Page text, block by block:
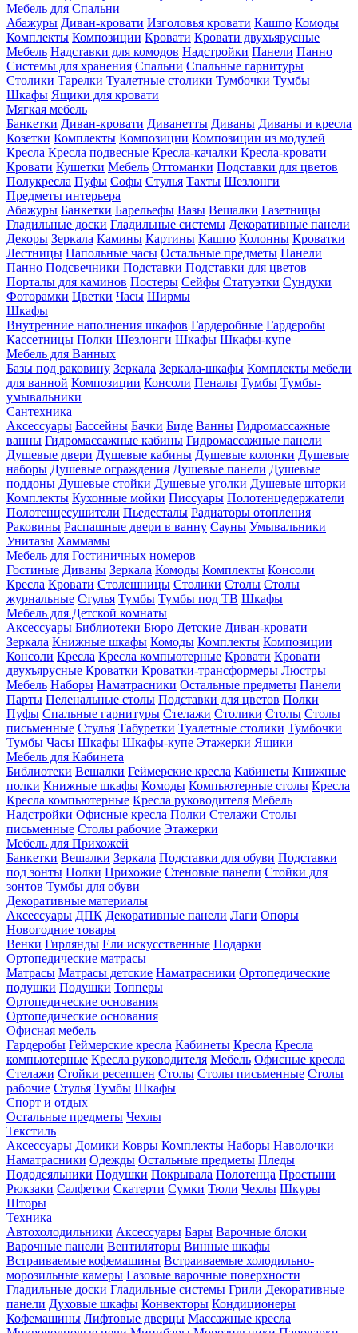
Мебель для Спальни
Абажуры Диван-кровати Изголовья кровати Кашпо Комоды
Комплекты Композиции Кровати Кровати двухъярусные
Мебель Надставки для комодов Надстройки Панели Панно
Системы для хранения Спальни Спальные гарнитуры
Столики Тарелки Туалетные столики Тумбочки Тумбы
Шкафы Ящики для кровати
Мягкая мебель
Банкетки Диван-кровати Диванетты Диваны Диваны и кресла
Козетки Комплекты Композиции Композиции из модулей
Кресла Кресла подвесные Кресла-качалки Кресла-кровати
Кровати Кушетки Мебель Оттоманки Подставки для цветов
Полукресла Пуфы Софы Стулья Тахты Шезлонги
Предметы интерьера
Абажуры Банкетки Барельефы Вазы Вешалки Газетницы
Гладильные доски Гладильные системы Декоративные панели
Декоры Зеркала Камины Картины Кашпо Колонны Кроватки
Лестницы Напольные часы Остальные предметы Панели
Панно Подсвечники Подставки Подставки для цветов
Порталы для каминов Постеры Сейфы Статуэтки Сундуки
Фоторамки Цветки Часы Ширмы
Шкафы
Внутренние наполнения шкафов Гардеробные Гардеробы
Кассетницы Полки Шезлонги Шкафы Шкафы-купе
Мебель для Ванных
Базы под раковину Зеркала Зеркала-шкафы Комплекты мебели
для ванной Композиции Консоли Пеналы Тумбы Тумбы-
умывальники
Сантехника
Аксессуары Бассейны Бачки Биде Ванны Гидромассажные
ванны Гидромассажные кабины Гидромассажные панели
Душевые двери Душевые кабины Душевые колонки Душевые
наборы Душевые ограждения Душевые панели Душевые
поддоны Душевые стойки Душевые уголки Душевые шторки
Комплекты Кухонные мойки Писсуары Полотенцедержатели
Полотенцесушители Пьедесталы Радиаторы отопления
Раковины Распашные двери в ванну Сауны Умывальники
Унитазы Хаммамы
Мебель для Гостиничных номеров
Гостиные Диваны Зеркала Комоды Комплекты Консоли
Кресла Кровати Столешницы Столики Столы Столы
журнальные Стулья Тумбы Тумбы под ТВ Шкафы
Мебель для Детской комнаты
Аксессуары Библиотеки Бюро Детские Диван-кровати
Зеркала Книжные шкафы Комоды Комплекты Композиции
Консоли Кресла Кресла компьютерные Кровати Кровати
двухъярусные Кроватки Кроватки-трансформеры Люстры
Мебель Наборы Наматрасники Остальные предметы Панели
Парты Пеленальные столы Подставки для цветов Полки
Пуфы Спальные гарнитуры Стелажи Столики Столы Столы
письменные Стулья Табуретки Туалетные столики Тумбочки
Тумбы Часы Шкафы Шкафы-купе Этажерки Ящики
Мебель для Кабинета
Библиотеки Вешалки Геймерские кресла Кабинеты Книжные
полки Книжные шкафы Комоды Компьютерные столы Кресла
Кресла компьютерные Кресла руководителя Мебель
Надстройки Офисные кресла Полки Стелажи Столы
письменные Столы рабочие Этажерки
Мебель для Прихожей
Банкетки Вешалки Зеркала Подставки для обуви Подставки
под зонты Полки Прихожие Стеновые панели Стойки для
зонтов Тумбы для обуви
Декоративные материалы
Аксессуары ДПК Декоративные панели Лаги Опоры
Новогодние товары
Венки Гирлянды Ели искусственные Подарки
Ортопедические матрасы
Матрасы Матрасы детские Наматрасники Ортопедические
подушки Подушки Топперы
Ортопедические основания
Ортопедические основания
Офисная мебель
Гардеробы Геймерские кресла Кабинеты Кресла Кресла
компьютерные Кресла руководителя Мебель Офисные кресла
Стелажи Стойки ресепшен Столы Столы письменные Столы
рабочие Стулья Тумбы Шкафы
Спорт и отдых
Остальные предметы Чехлы
Текстиль
Аксессуары Домики Ковры Комплекты Наборы Наволочки
Наматрасники Одежды Остальные предметы Пледы
Пододеяльники Подушки Покрывала Полотенца Простыни
Рюкзаки Салфетки Скатерти Сумки Тюли Чехлы Шкуры
Шторы
Техника
Автохолодильники Аксессуары Бары Варочные блоки
Варочные панели Вентиляторы Винные шкафы
Встраиваемые кофемашины Встраиваемые холодильно-
морозильные камеры Газовые варочные поверхности
Гладильные доски Гладильные системы Грили Декоративные
панели Духовые шкафы Конвекторы Кондиционеры
Кофемашины Лифтовые дверцы Массажные кресла